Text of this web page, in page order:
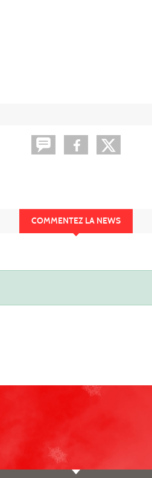
COMMENTEZ LA NEWS